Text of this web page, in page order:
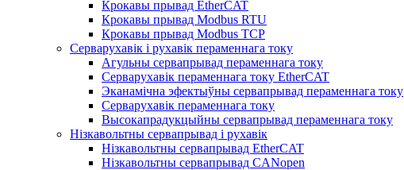
Крокавы прывад EtherCAT
Крокавы прывад Modbus RTU
Крокавы прывад Modbus TCP
Серварухавік і рухавік пераменнага току
Агульны сервапрывад пераменнага току
Серварухавік пераменнага току EtherCAT
Эканамічна эфектыўны сервапрывад пераменнага току
Серварухавік пераменнага току
Высокапрадукцыйны сервапрывад пераменнага току
Нізкавольтны сервапрывад і рухавік
Нізкавольтны сервапрывад EtherCAT
Нізкавольтны сервапрывад CANopen